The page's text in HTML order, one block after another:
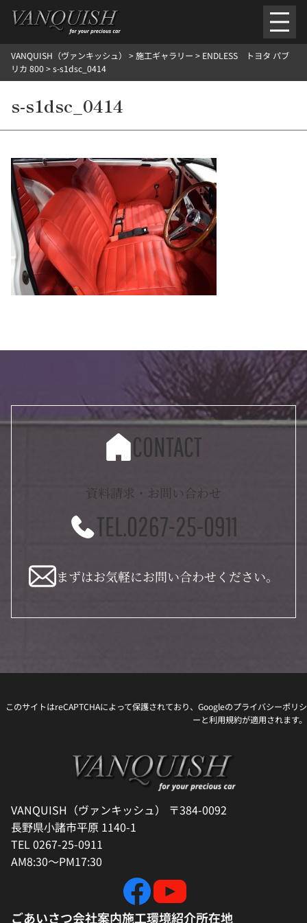
を
ごあいさつ会社案内施工環境紹介所在地
ご提供メニュー
外装のガラスコーティング施工料金
ヘッドライトクリーニング施工料金
樹脂・メッシュパーツコーティング施工料金
施工ギャラリー
PICKUPNOSTALGIC
お客さまの声 お問い合わせ施工のご予約
VANQUISH（ヴァンキッシュ） >施工ギャラリー > ENDLESS トヨタ パブ
リカ 800>s-s1dsc_0414
s-s1dsc_0414
CONTACT
資料請求・お問い合わせ
TEL.0267-25-0911
まずはお気軽にお問い合わせください。
このサイトはreCAPTCHAによって保護されており、Googleのプライバシーポリシ
ーと利用規約が適用されます。
VANQUISH（ヴァンキッシュ） 〒384-0092
長野県小諸市平原 1140-1
TEL 0267-25-0911
AM8:30～PM17:30
ごあいさつ会社案内施工環境紹介所在地